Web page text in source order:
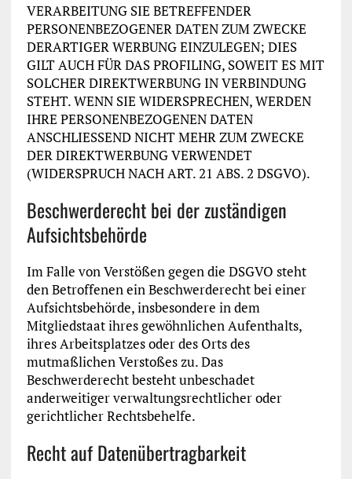
VERARBEITUNG SIE BETREFFENDER
PERSONENBEZOGENER DATEN ZUM ZWECKE
DERARTIGER WERBUNG EINZULEGEN; DIES
GILT AUCH FÜR DAS PROFILING, SOWEIT ES MIT
SOLCHER DIREKTWERBUNG IN VERBINDUNG
STEHT. WENN SIE WIDERSPRECHEN, WERDEN
IHRE PERSONENBEZOGENEN DATEN
ANSCHLIESSEND NICHT MEHR ZUM ZWECKE
DER DIREKTWERBUNG VERWENDET
(WIDERSPRUCH NACH ART. 21 ABS. 2 DSGVO).
Beschwerde­recht bei der zuständigen
Aufsichts­behörde
Im Falle von Verstößen gegen die DSGVO steht
den Betroffenen ein Beschwerderecht bei einer
Aufsichtsbehörde, insbesondere in dem
Mitgliedstaat ihres gewöhnlichen Aufenthalts,
ihres Arbeitsplatzes oder des Orts des
mutmaßlichen Verstoßes zu. Das
Beschwerderecht besteht unbeschadet
anderweitiger verwaltungsrechtlicher oder
gerichtlicher Rechtsbehelfe.
Recht auf Daten­übertrag­barkeit